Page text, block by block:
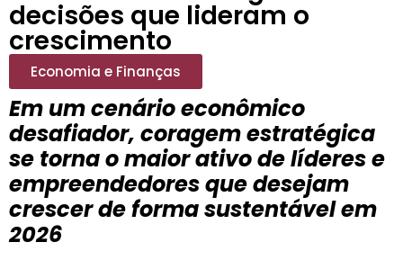
decisões que lideram o
crescimento
Economia e Finanças
Em um cenário econômico
desafiador, coragem estratégica
se torna o maior ativo de líderes e
empreendedores que desejam
crescer de forma sustentável em
2026